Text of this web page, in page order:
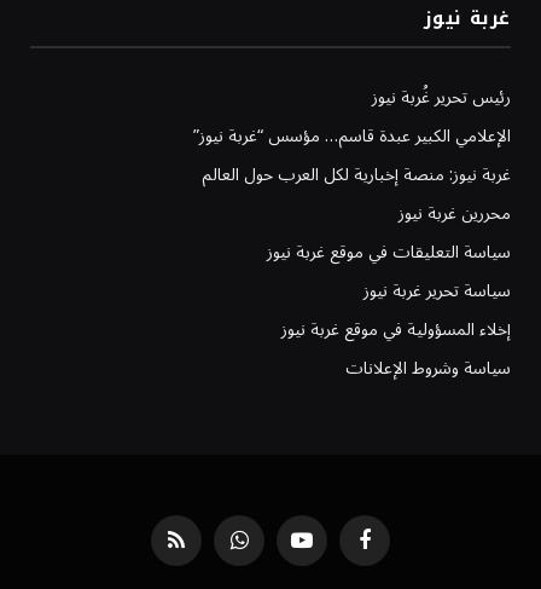
غربة نيوز
رئيس تحرير غُربة نيوز
الإعلامي الكبير عبدة قاسم… مؤسس “غربة نيوز”
غربة نيوز: منصة إخبارية لكل العرب حول العالم
محررين غربة نيوز
سياسة التعليقات في موقع غربة نيوز
سياسة تحرير غربة نيوز
إخلاء المسؤولية في موقع غربة نيوز
سياسة وشروط الإعلانات
فيسبوك يوتيوب واتساب RSS